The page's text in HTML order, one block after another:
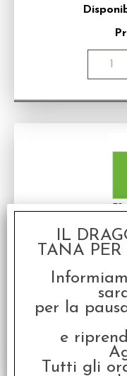
Vallejo
IL
TANA
per la
e
Tutti gli